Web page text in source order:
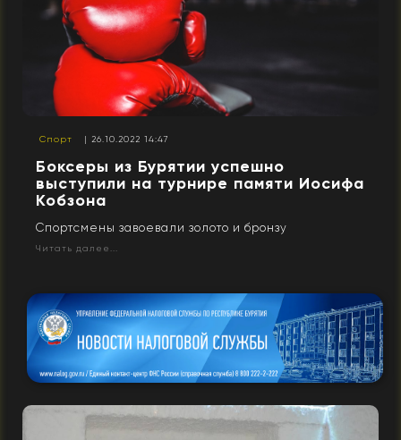
Спорт | 26.10.2022 14:47
Боксеры из Бурятии успешно
выступили на турнире памяти Иосифа
Кобзона
Спортсмены завоевали золото и бронзу
Читать далее...